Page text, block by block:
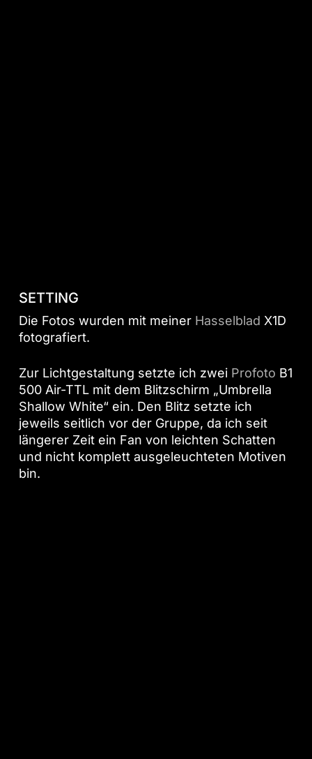
SETTING
Die Fotos wurden mit meiner Hasselblad X1D
fotografiert.
Zur Lichtgestaltung setzte ich zwei Profoto B1
500 Air-TTL mit dem Blitzschirm „Umbrella
Shallow White“ ein. Den Blitz setzte ich
jeweils seitlich vor der Gruppe, da ich seit
längerer Zeit ein Fan von leichten Schatten
und nicht komplett ausgeleuchteten Motiven
bin.